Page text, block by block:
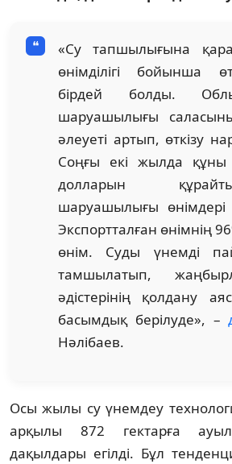
«Су тапшылығына
өнімділігі бойынша
бірдей болды.
шаруашылығы
әлеуеті артып, өткізу
Соңғы екі жылда
долларын
шаруашылығы өнімдері
Экспортталған өнімнің
өнім. Суды үнемді
тамшылатып,
әдістерінің қолдану
басымдық берілуде», –
Нәлібаев.
Осы жылы су үнемдеу
арқылы 872 гектарға
дақылдары егілді. Бұл